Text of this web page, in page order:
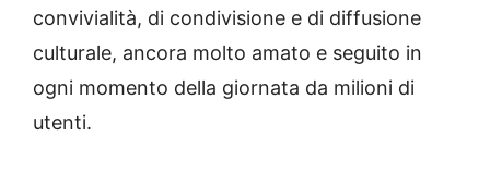
convivialità, di condivisione e di diffusione
culturale, ancora molto amato e seguito in
ogni momento della giornata da milioni di
utenti.